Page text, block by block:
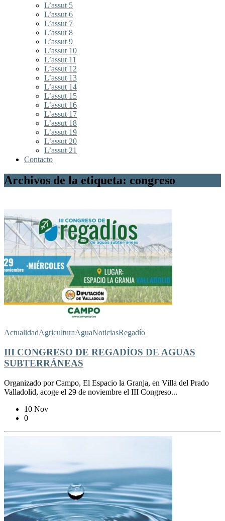
L’assut 5
L’assut 6
L’assut 7
L’assut 8
L’assut 9
L’assut 10
L’assut 11
L’assut 12
L’assut 13
L’assut 14
L’assut 15
L’assut 16
L’assut 17
L’assut 18
L’assut 19
L’assut 20
L’assut 21
Contacto
Archivos de la etiqueta: congreso
ActualidadAgriculturaAguaNoticiasRegadío
III CONGRESO DE REGADÍOS DE AGUAS
SUBTERRÁNEAS
Organizado por Campo, El Espacio la Granja, en Villa del Prado
Valladolid, acoge el 29 de noviembre el III Congreso...
10 Nov
0